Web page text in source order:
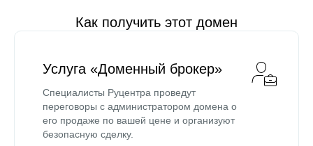
Как получить этот домен
Услуга «Доменный брокер»
Специалисты Руцентра проведут
переговоры с администратором домена о
его продаже по вашей цене и организуют
безопасную сделку.